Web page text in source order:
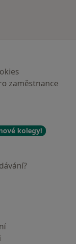
zaměstnance
kolegy!